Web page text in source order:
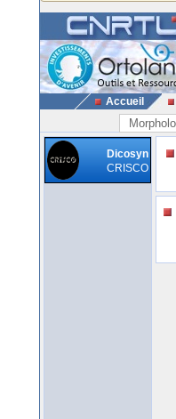
Accueil
Dicosyn
CRISCO